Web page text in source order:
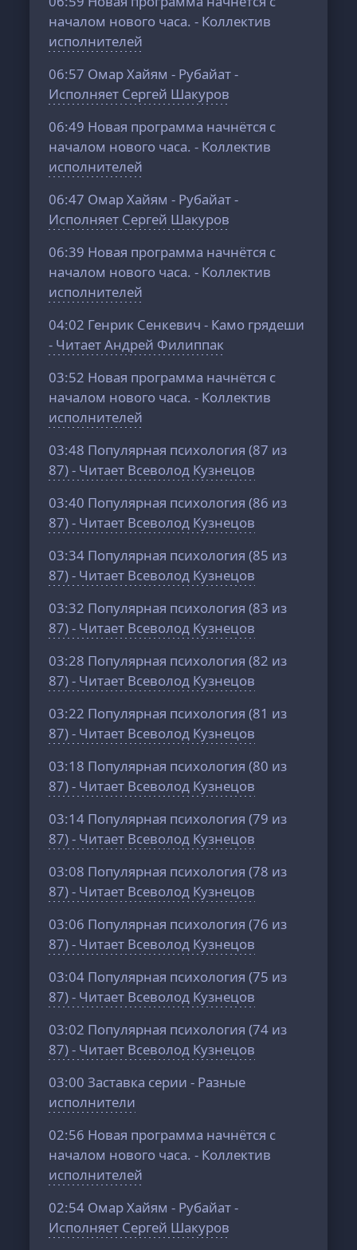
началом нового часа. - Коллектив
исполнителей
06:57 Омар Хайям - Рубайат -
Исполняет Сергей Шакуров
06:49 Новая программа начнётся с
началом нового часа. - Коллектив
исполнителей
06:47 Омар Хайям - Рубайат -
Исполняет Сергей Шакуров
06:39 Новая программа начнётся с
началом нового часа. - Коллектив
исполнителей
04:02 Генрик Сенкевич - Камо грядеши
- Читает Андрей Филиппак
03:52 Новая программа начнётся с
началом нового часа. - Коллектив
исполнителей
03:48 Популярная психология (87 из
87) - Читает Всеволод Кузнецов
03:40 Популярная психология (86 из
87) - Читает Всеволод Кузнецов
03:34 Популярная психология (85 из
87) - Читает Всеволод Кузнецов
03:32 Популярная психология (83 из
87) - Читает Всеволод Кузнецов
03:28 Популярная психология (82 из
87) - Читает Всеволод Кузнецов
03:22 Популярная психология (81 из
87) - Читает Всеволод Кузнецов
03:18 Популярная психология (80 из
87) - Читает Всеволод Кузнецов
03:14 Популярная психология (79 из
87) - Читает Всеволод Кузнецов
03:08 Популярная психология (78 из
87) - Читает Всеволод Кузнецов
03:06 Популярная психология (76 из
87) - Читает Всеволод Кузнецов
03:04 Популярная психология (75 из
87) - Читает Всеволод Кузнецов
03:02 Популярная психология (74 из
87) - Читает Всеволод Кузнецов
03:00 Заставка серии - Разные
исполнители
02:56 Новая программа начнётся с
началом нового часа. - Коллектив
исполнителей
02:54 Омар Хайям - Рубайат -
Исполняет Сергей Шакуров